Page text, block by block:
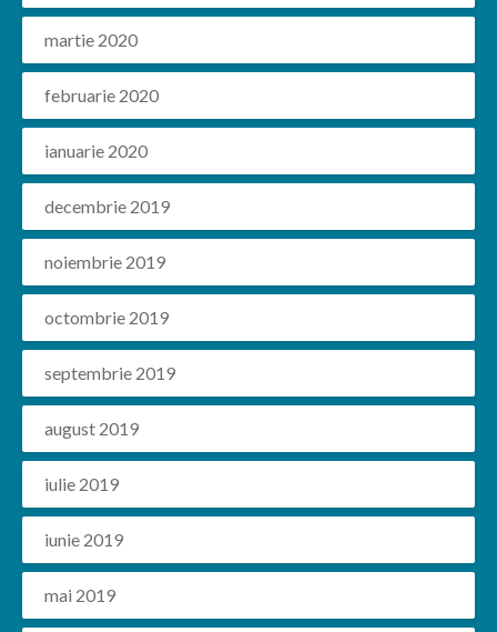
martie 2020
februarie 2020
ianuarie 2020
decembrie 2019
noiembrie 2019
octombrie 2019
septembrie 2019
august 2019
iulie 2019
iunie 2019
mai 2019